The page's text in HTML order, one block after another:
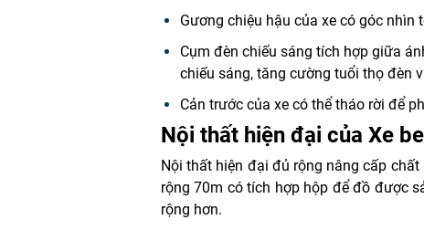
Gương chiệu hậu của xe có góc
Cụm đèn chiếu sáng tích hợp giữa
chiếu sáng, tăng cường tuổi thọ đèn
Cản trước của xe có thể tháo rời để
Nội thất hiện đại của Xe
Nội thất hiện đại đủ rộng nâng cấp
rộng 70m có tích hợp hộp để đồ được
rộng hơn.